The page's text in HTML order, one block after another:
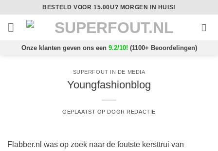
inhoud
BESTELD VOOR 15.00U? MORGEN IN HUIS!
Onze klanten geven ons een 9.2/10! (1100+ Beoordelingen)
SUPERFOUT IN DE MEDIA
Youngfashionblog
GEPLAATST OP DOOR REDACTIE
Flabber.nl was op zoek naar de foutste kersttrui van